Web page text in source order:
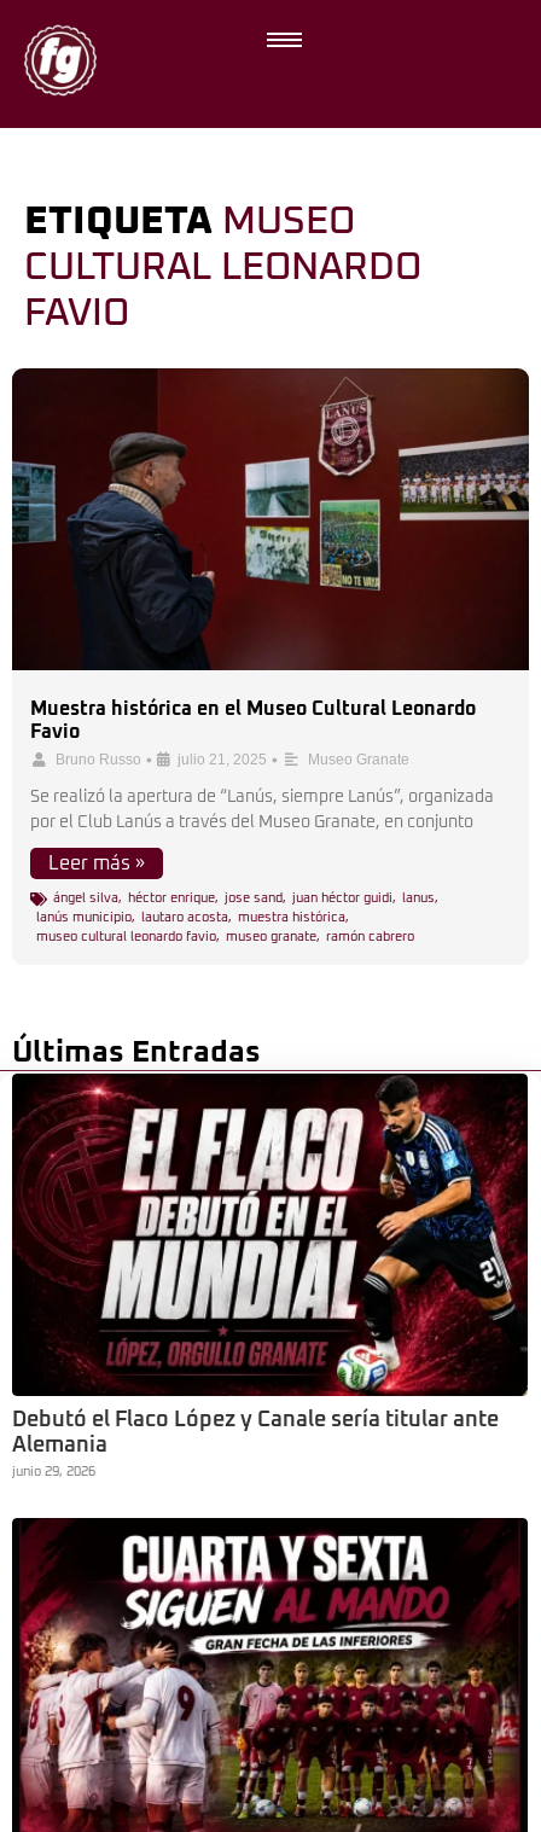
ETIQUETA MUSEO
CULTURAL LEONARDO
FAVIO
Muestra histórica en el Museo Cultural Leonardo
Favio
Bruno Russo • julio 21, 2025 • Museo Granate
Se realizó la apertura de “Lanús, siempre Lanús”, organizada
por el Club Lanús a través del Museo Granate, en conjunto
Leer más »
ángel silva, héctor enrique, jose sand, juan héctor guidi, lanus,
lanús municipio, lautaro acosta, muestra histórica,
museo cultural leonardo favio, museo granate, ramón cabrero
Últimas Entradas
Debutó el Flaco López y Canale sería titular ante
Alemania
junio 29, 2026